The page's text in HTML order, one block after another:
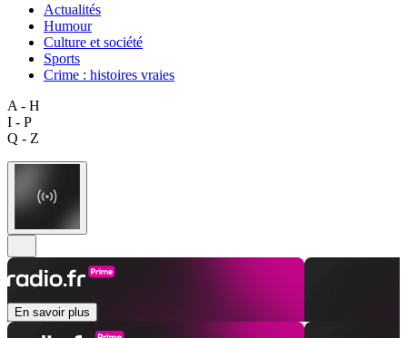
Actualités
Humour
Culture et société
Sports
Crime : histoires vraies
A - H
I - P
Q - Z
En savoir plus